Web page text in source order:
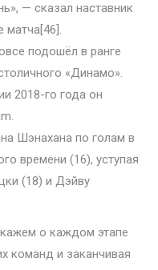
— сказал наставник
матча[46].
подошёл в ранге
«Динамо».
2018-го года он
Шэнахана по голам в
времени (16), уступая
(18) и Дэйву
о каждом этапе
команд и заканчивая